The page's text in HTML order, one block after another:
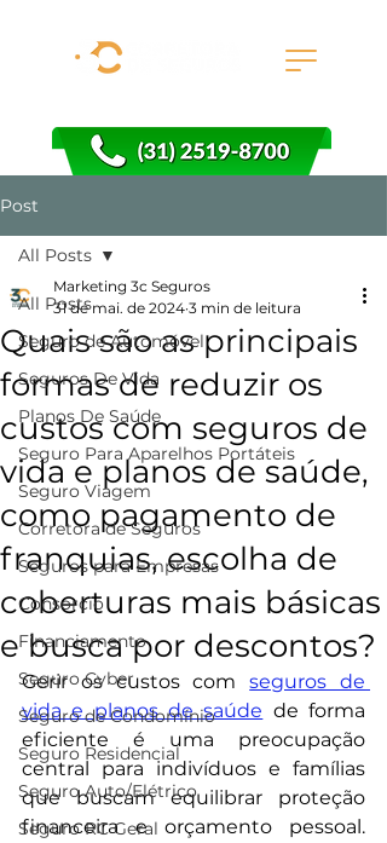
Post
All Posts
Seguro de Automóvel
Seguros De Vida
Planos De Saúde
Seguro Para Aparelhos Portáteis
Seguro Viagem
Corretora de Seguros
Seguros para Empresas
Consorcio
Financiamento
Seguro Cyber
Seguro de Condomínio
Seguro Residencial
Seguro Auto/Elétrico
Seguro RC Geral
All Posts
Quais são as principais
formas de reduzir os
custos com seguros de
vida e planos de saúde,
como pagamento de
franquias, escolha de
coberturas mais básicas
e busca por descontos?
Marketing 3c Seguros
31 de mai. de 2024 3 min de leitura
Gerir os custos com seguros de
vida e planos de saúde de forma
eficiente é uma preocupação
central para indivíduos e famílias
que buscam equilibrar proteção
financeira e orçamento pessoal.